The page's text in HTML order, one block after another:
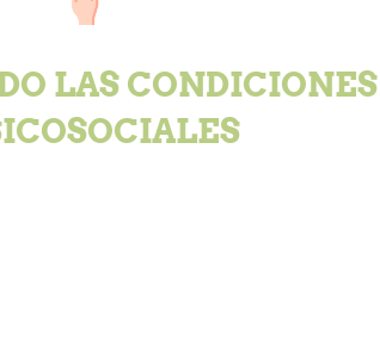
LAS CONDICIONES